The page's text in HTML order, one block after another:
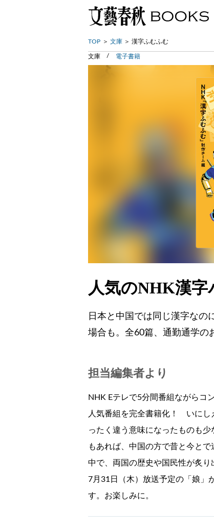
TOP 文庫 漢字ふむふむ
文庫 電子書籍
人気のNHK漢字
日本と中国では同じ漢字なの
場合も。全60篇、通勤通学の
担当編集者より
NHK Eテレで5分間番組ながらコ
人気番組を完全書籍化！ いにし
ったく違う意味になったものも
もあれば、中国の方で昔と今と
中で、両国の歴史や国民性が炙り
7月31日（木）放送予定の「娘」
す。お楽しみに。